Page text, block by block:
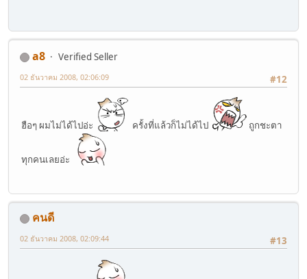
a8
Verified Seller
#12
02 ธันวาคม 2008, 02:06:09
ฮือๆ ผมไม่ได้ไปอ่ะ ครั้งที่แล้วก็ไม่ได้ไป ถูกชะตา
ทุกคนเลยอ่ะ
คนดี
#13
02 ธันวาคม 2008, 02:09:44